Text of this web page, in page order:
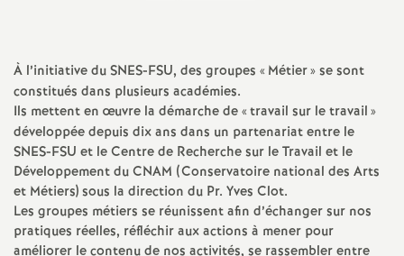
t
i
o
n
À l’initiative du SNES-FSU, des groupes «Métier» se sont
constitués dans plusieurs académies.
Ils mettent en œuvre la démarche de «travail sur le travail»
développée depuis dix ans dans un partenariat entre le
SNES-FSU et le Centre de Recherche sur le Travail et le
Développement du CNAM (Conservatoire national des Arts
et Métiers) sous la direction du Pr. Yves Clot.
Les groupes métiers se réunissent afin d’échanger sur nos
pratiques réelles, réfléchir aux actions à mener pour
améliorer le contenu de nos activités, se rassembler entre